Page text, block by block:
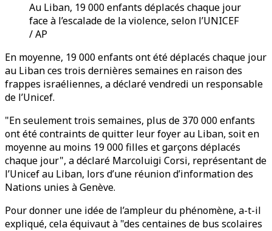
Au Liban, 19 000 enfants déplacés chaque jour
face à l’escalade de la violence, selon l’UNICEF
/ AP
En moyenne, 19 000 enfants ont été déplacés chaque jour
au Liban ces trois dernières semaines en raison des
frappes israéliennes, a déclaré vendredi un responsable
de l’Unicef.
"En seulement trois semaines, plus de 370 000 enfants
ont été contraints de quitter leur foyer au Liban, soit en
moyenne au moins 19 000 filles et garçons déplacés
chaque jour", a déclaré Marcoluigi Corsi, représentant de
l’Unicef au Liban, lors d’une réunion d’information des
Nations unies à Genève.
Pour donner une idée de l’ampleur du phénomène, a-t-il
expliqué, cela équivaut à "des centaines de bus scolaires